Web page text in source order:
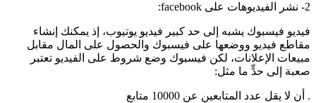
2- نشر الفيديوهات على facebook:
فيديو فيسبوك يشبه إلى حد كبير فيديو يوتيوب، إذ يمكنك إنشاء
مقاطع فيديو ووضعها على فيسبوك والحصول على المال مقابل
مبيعات الإعلانات، لكن فيسبوك وضع شروط على الفيديو تعتبر
صعبة إلى حدٍّ ما مثل:
. أن لا يقل عدد المتابعين عن 10000 متابع